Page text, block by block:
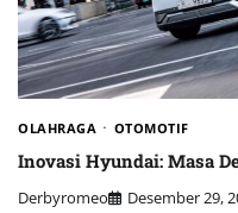
OLAHRAGA OTOMOTIF
Inovasi Hyundai: Masa
Derbyromeo Desember 29,